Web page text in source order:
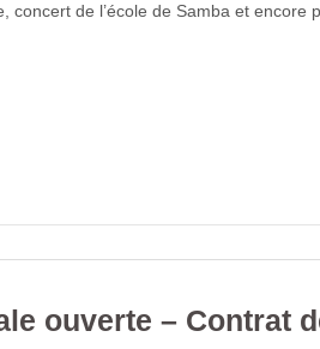
concert de l’école de Samba et encore
ouverte – Contrat